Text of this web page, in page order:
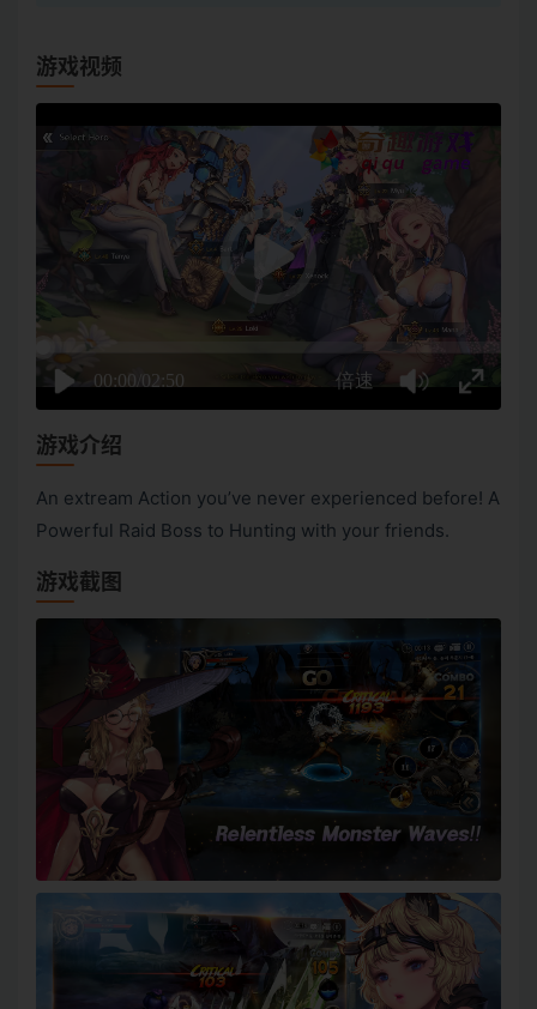
游戏视频
游戏介绍
An extream Action you’ve never experienced before! A
Powerful Raid Boss to Hunting with your friends.
游戏截图